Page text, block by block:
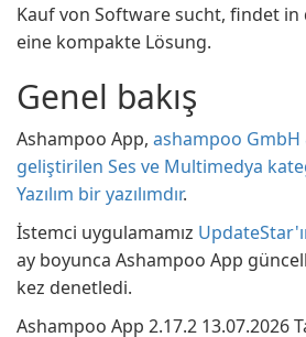
Kauf von Software sucht, findet in
eine kompakte Lösung.
Genel bakış
Ashampoo App, ashampoo GmbH
geliştirilen Ses ve Multimedya
Yazılım bir yazılımdır.
İstemci uygulamamız
ay boyunca Ashampoo App
kez denetledi.
Ashampoo App 2.17.2 13.07.2026